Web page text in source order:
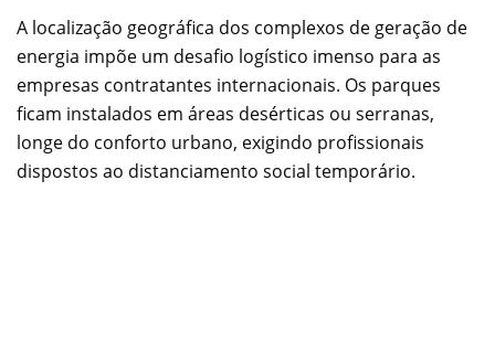
A localização geográfica dos complexos de geração de
energia impõe um desafio logístico imenso para as
empresas contratantes internacionais. Os parques
ficam instalados em áreas desérticas ou serranas,
longe do conforto urbano, exigindo profissionais
dispostos ao distanciamento social temporário.